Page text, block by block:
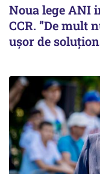
Noua lege ANI
CCR. ”De mult
ușor de